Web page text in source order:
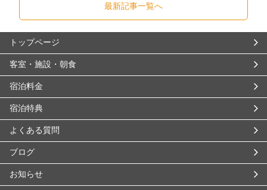
最新記事一覧へ
トップページ
客室・施設・朝食
宿泊料金
宿泊特典
よくある質問
ブログ
お知らせ